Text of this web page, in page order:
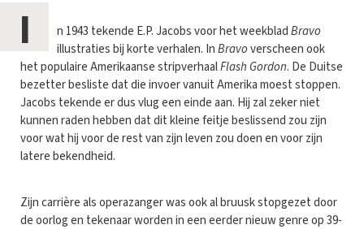
I n 1943 tekende E.P. Jacobs voor het weekbladBravo
illustraties bij korte verhalen. InBravoverscheen ook
het populaire Amerikaanse stripverhaalFlash Gordon. De Duitse
bezetter besliste dat die invoer vanuit Amerika moest stoppen.
Jacobs tekende er dus vlug een einde aan. Hij zal zeker niet
kunnen raden hebben dat dit kleine feitje beslissend zou zijn
voor wat hij voor de rest van zijn leven zou doen en voor zijn
latere bekendheid.
Zijn carrière als operazanger was ook al bruusk stopgezet door
de oorlog en tekenaar worden in een eerder nieuw genre op 39-